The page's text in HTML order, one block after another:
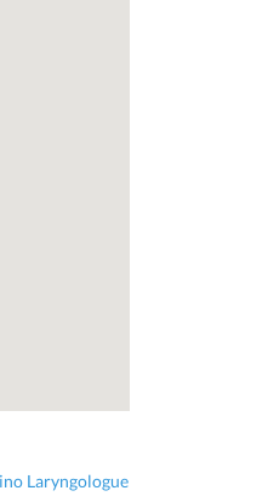
Laryngologue